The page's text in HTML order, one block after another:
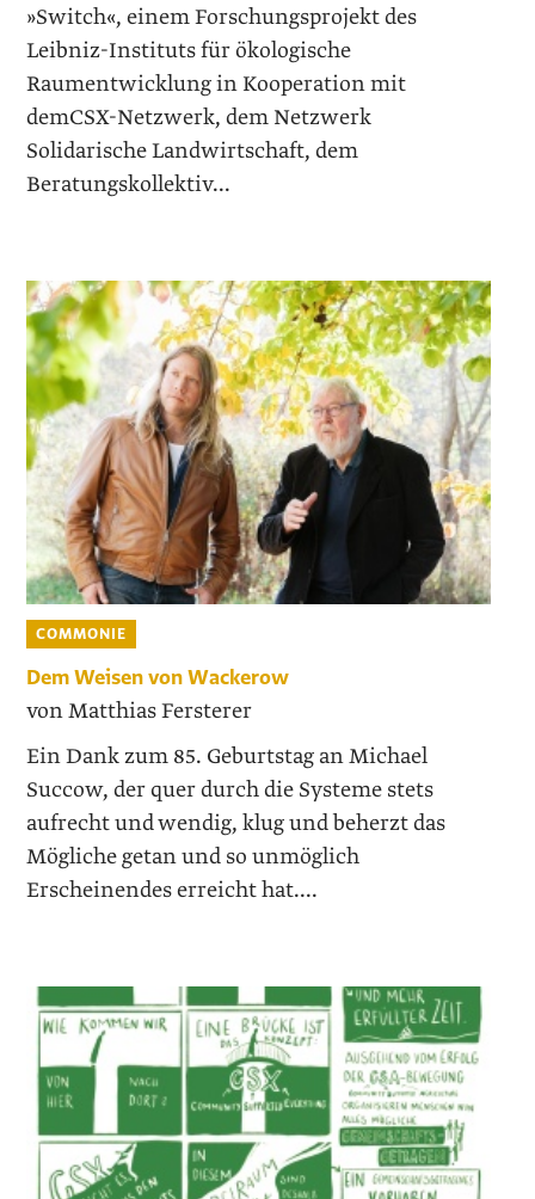
»Switch«, einem Forschungsprojekt des
Leibniz-Instituts für ökologische
Raumentwicklung in Kooperation mit
demCSX-Netzwerk, dem Netzwerk
Solidarische Landwirtschaft, dem
Beratungskollektiv...
COMMONIE
Dem Weisen von Wackerow
von Matthias Fersterer
Ein Dank zum 85. Geburtstag an Michael
Succow, der quer durch die Systeme stets
aufrecht und wendig, klug und beherzt das
Mögliche getan und so unmöglich
Erscheinendes erreicht hat....